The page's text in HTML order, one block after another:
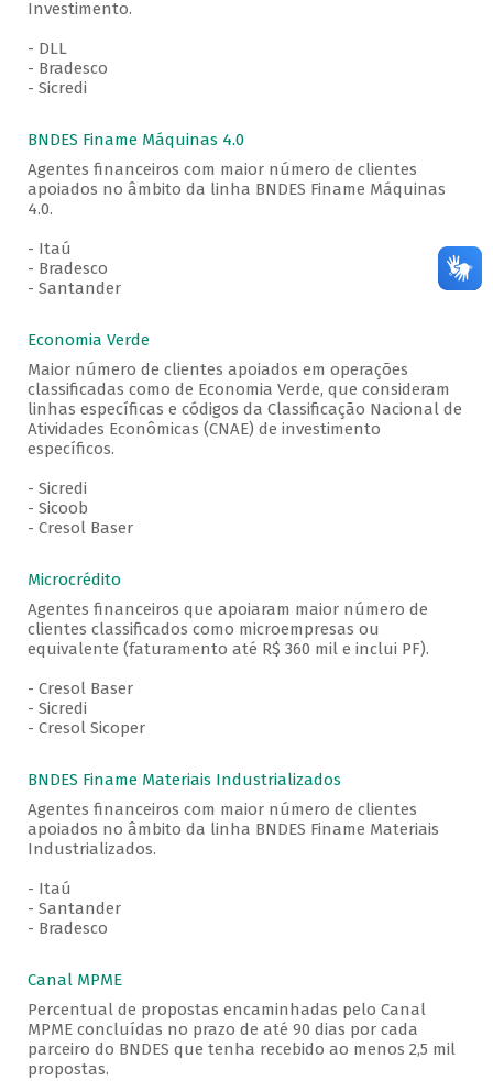
Investimento.
- DLL
- Bradesco
- Sicredi
BNDES Finame Máquinas 4.0
Agentes financeiros com maior número de clientes
apoiados no âmbito da linha BNDES Finame Máquinas
4.0.
- Itaú
- Bradesco
- Santander
Economia Verde
Maior número de clientes apoiados em operações
classificadas como de Economia Verde, que consideram
linhas específicas e códigos da Classificação Nacional de
Atividades Econômicas (CNAE) de investimento
específicos.
- Sicredi
- Sicoob
- Cresol Baser
Microcrédito
Agentes financeiros que apoiaram maior número de
clientes classificados como microempresas ou
equivalente (faturamento até R$ 360 mil e inclui PF).
- Cresol Baser
- Sicredi
- Cresol Sicoper
BNDES Finame Materiais Industrializados
Agentes financeiros com maior número de clientes
apoiados no âmbito da linha BNDES Finame Materiais
Industrializados.
- Itaú
- Santander
- Bradesco
Canal MPME
Percentual de propostas encaminhadas pelo Canal
MPME concluídas no prazo de até 90 dias por cada
parceiro do BNDES que tenha recebido ao menos 2,5 mil
propostas.